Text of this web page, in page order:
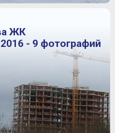
ЖК
- 9 фотографий